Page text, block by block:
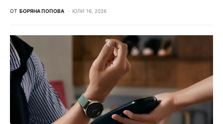
ОТ БОРЯНА ПОПОВА ЮЛИ 16, 2026